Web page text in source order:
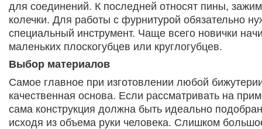
для соединений. К последней относят пины,
колечки. Для работы с фурнитурой обязательно
специальный инструмент. Чаще всего новички
маленьких плоскогубцев или круглогубцев.
Выбор материалов
Самое главное при изготовлении любой
качественная основа. Если рассматривать на
сама конструкция должна быть идеально
исходя из объема руки человека. Слишком